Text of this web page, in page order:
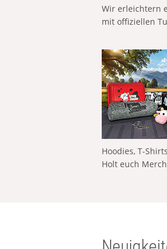
Wir erleichtern
mit offiziellen
Hoodies, T-
Holt euch